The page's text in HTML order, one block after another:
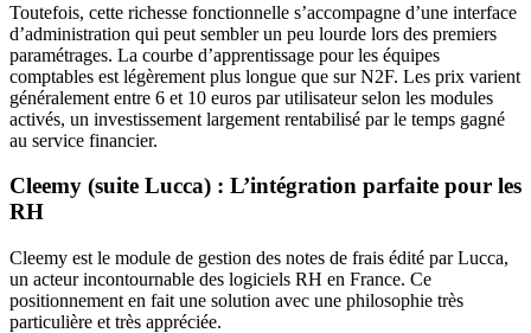
Toutefois, cette richesse fonctionnelle s’accompagne d’une interface
d’administration qui peut sembler un peu lourde lors des premiers
paramétrages. La courbe d’apprentissage pour les équipes
comptables est légèrement plus longue que sur N2F. Les prix varient
généralement entre 6 et 10 euros par utilisateur selon les modules
activés, un investissement largement rentabilisé par le temps gagné
au service financier.
Cleemy (suite Lucca) : L’intégration parfaite pour les
RH
Cleemy est le module de gestion des notes de frais édité par Lucca,
un acteur incontournable des logiciels RH en France. Ce
positionnement en fait une solution avec une philosophie très
particulière et très appréciée.